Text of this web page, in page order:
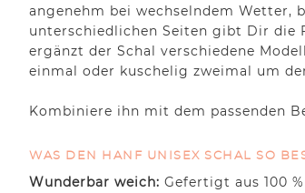
angenehm bei wechselndem Wetter,
unterschiedlichen Seiten gibt Dir die
ergänzt der Schal verschiedene
einmal oder kuschelig zweimal um
Kombiniere ihn mit dem passenden
WAS DEN HANF UNISEX SCHAL SO
Wunderbar weich: Gefertigt aus 100